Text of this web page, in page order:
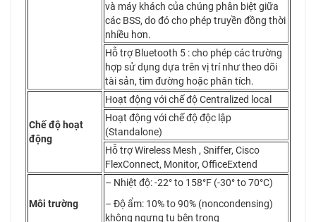
và máy khách của chúng phân biệt giữa
các BSS, do đó cho phép truyền đồng thời
nhiều hơn.
Hỗ trợ Bluetooth 5 : cho phép các trường
hợp sử dụng dựa trên vị trí như theo dõi
tài sản, tìm đường hoặc phân tích.
Chế độ hoạt
động
Hoạt động với chế độ Centralized local
Hoạt động với chế độ độc lập
(Standalone)
Hỗ trợ Wireless Mesh , Sniffer, Cisco
FlexConnect, Monitor, OfficeExtend
Môi trường
– Nhiệt độ: -22° to 158°F (-30° to 70°C)
– Độ ẩm: 10% to 90% (noncondensing)
không ngưng tụ bên trong